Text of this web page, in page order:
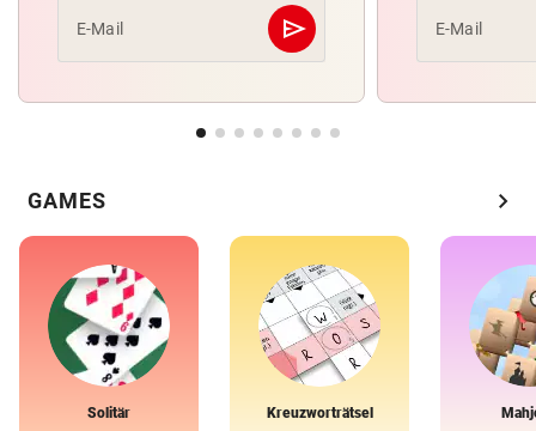
E-Mail send
Abschicken E-Mail
GAMES chevron_right
Solitär Kreuzworträtsel